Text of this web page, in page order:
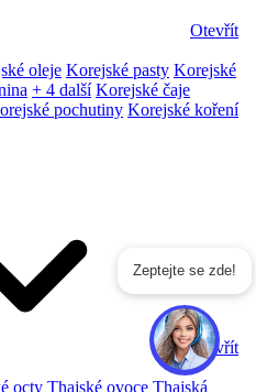
Otevřít
oleje Korejské pasty Korejské
+ 4 další Korejské čaje
pochutiny Korejské koření
Otevřít
octy Thajské ovoce Thajská
Zeptejte se zde!